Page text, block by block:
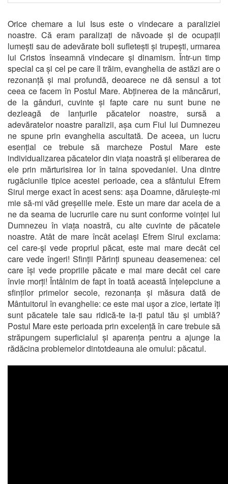
Orice chemare a lui Isus este o vindecare a paraliziei
noastre. Că eram paralizați de năvoade și de ocupații
lumești sau de adevărate boli sufletești și trupești, urmarea
lui Cristos înseamnă vindecare și dinamism. Într-un timp
special ca și cel pe care îl trăim, evanghelia de astăzi are o
rezonanță și mai profundă, deoarece ne dă sensul a tot
ceea ce facem în Postul Mare. Abținerea de la mâncăruri,
de la gânduri, cuvinte și fapte care nu sunt bune ne
dezleagă de lanțurile păcatelor noastre, sursă a
adevăratelor noastre paralizii, așa cum Fiul lui Dumnezeu
ne spune prin evanghelia ascultată. De aceea, un lucru
esențial ce trebuie să marcheze Postul Mare este
individualizarea păcatelor din viața noastră și eliberarea de
ele prin mărturisirea lor în taina spovedaniei. Una dintre
rugăciunile tipice acestei perioade, cea a sfântului Efrem
Sirul merge exact în acest sens: așa Doamne, dăruiește-mi
mie să-mi văd greșelile mele. Este un mare dar acela de a
ne da seama de lucrurile care nu sunt conforme voinței lui
Dumnezeu în viața noastră, cu alte cuvinte de păcatele
noastre. Atât de mare încât același Efrem Sirul exclama:
cel care-şi vede propriul păcat, este mai mare decât cel
care vede îngeri! Sfinții Părinți spuneau deasemenea: cel
care își vede propriile păcate e mai mare decât cel care
învie morți! Întâlnim de fapt în toată această înțelepciune a
sfinților primelor secole, rezonanța și măsura dată de
Mântuitorul în evanghelie: ce este mai ușor a zice, iertate îți
sunt păcatele tale sau ridică-te ia-ți patul tău și umblă?
Postul Mare este perioada prin excelență în care trebuie să
străpungem superficialul și aparența pentru a ajunge la
rădăcina problemelor dintotdeauna ale omului: păcatul.